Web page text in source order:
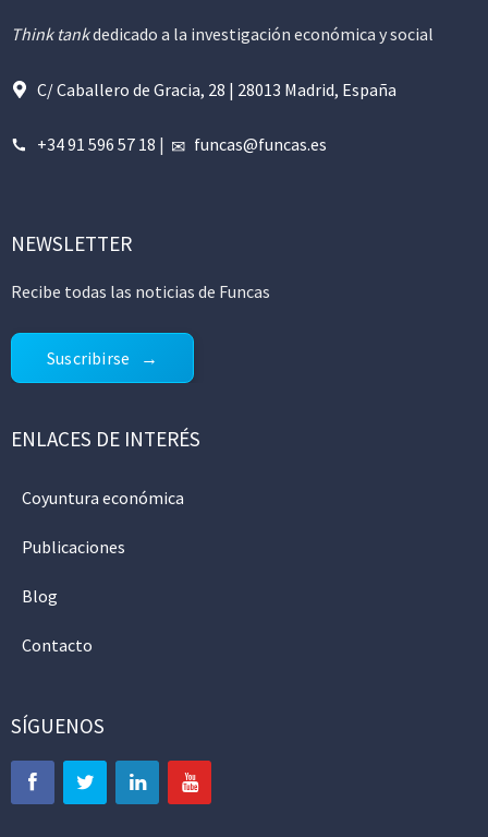
Think tankdedicado a la investigación económica y social
C/ Caballero de Gracia, 28 | 28013 Madrid, España
+34 91 596 57 18 | funcas@funcas.es
NEWSLETTER
Recibe todas las noticias de Funcas
Suscribirse
ENLACES DE INTERÉS
Coyuntura económica
Publicaciones
Blog
Contacto
SÍGUENOS